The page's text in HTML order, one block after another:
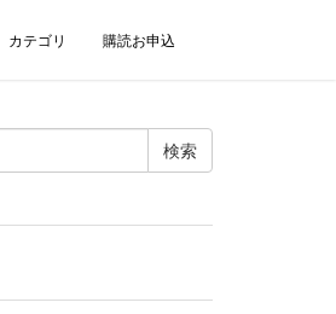
カテゴリ 購読お申込